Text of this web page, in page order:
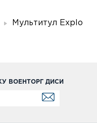
Мультитул Explo
ВОЕНТОРГ ДИСИ